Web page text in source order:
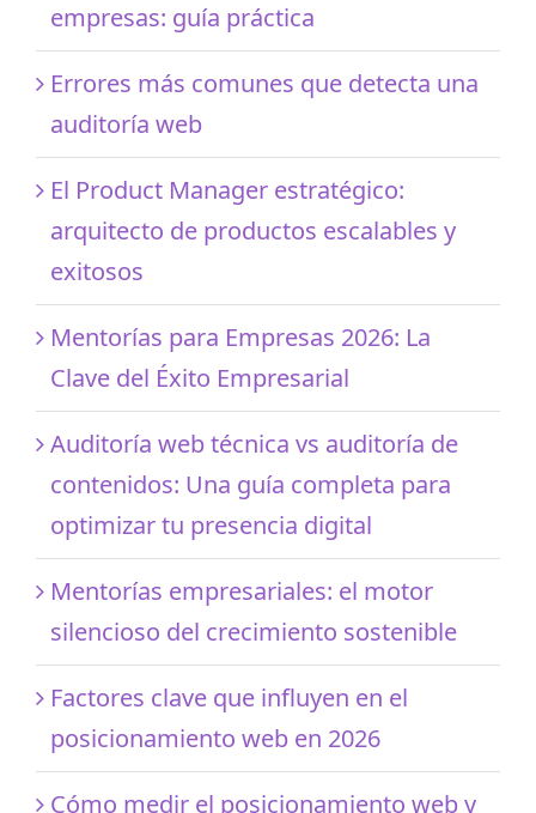
empresas: guía práctica
Errores más comunes que detecta una
auditoría web
El Product Manager estratégico:
arquitecto de productos escalables y
exitosos
Mentorías para Empresas 2026: La
Clave del Éxito Empresarial
Auditoría web técnica vs auditoría de
contenidos: Una guía completa para
optimizar tu presencia digital
Mentorías empresariales: el motor
silencioso del crecimiento sostenible
Factores clave que influyen en el
posicionamiento web en 2026
Cómo medir el posicionamiento web y